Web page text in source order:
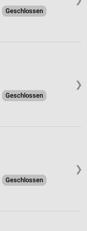
Geschlossen
❯
Geschlossen
❯
Geschlossen